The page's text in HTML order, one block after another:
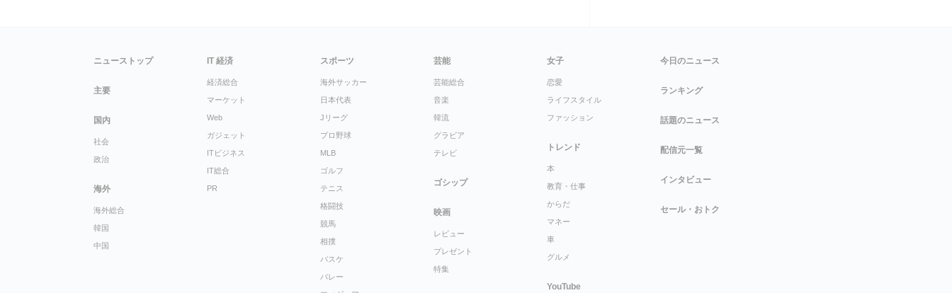
ニューストップ
主要
国内
社会
政治
海外
海外総合
韓国
中国
IT 経済
経済総合
マーケット
Web
ガジェット
ITビジネス
IT総合
PR
スポーツ
海外サッカー
日本代表
Jリーグ
プロ野球
MLB
ゴルフ
テニス
格闘技
競馬
相撲
バスケ
バレー
芸能
芸能総合
音楽
韓流
グラビア
テレビ
ゴシップ
映画
レビュー
プレゼント
特集
女子
恋愛
ライフスタイル
ファッション
トレンド
本
教育・仕事
からだ
マネー
車
グルメ
YouTube
今日のニュース
ランキング
話題のニュース
配信元一覧
インタビュー
セール・おトク